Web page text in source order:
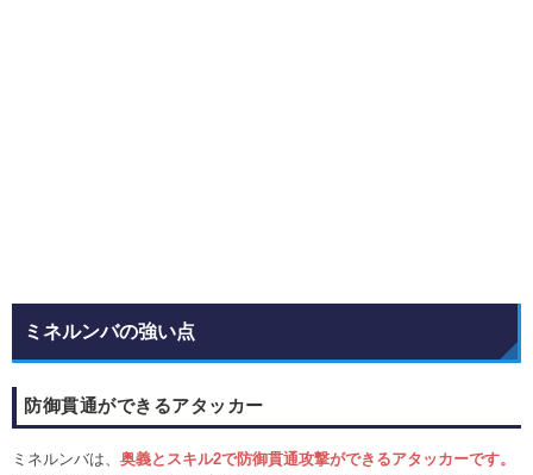
ミネルンバの強い点
防御貫通ができるアタッカー
ミネルンバは、 奥義とスキル2で防御貫通攻撃ができるアタッカーです。